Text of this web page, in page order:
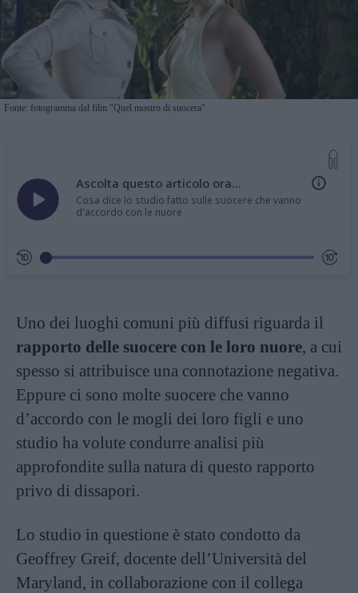
Fonte: fotogramma dal film "Quel mostro di suocera"
Ascolta questo articolo ora...
Cosa dice lo studio fatto sulle suocere che vanno
d'accordo con le nuore
Uno dei luoghi comuni più diffusi riguarda il
rapporto delle suocere con le loro nuore, a cui
spesso si attribuisce una connotazione negativa.
Eppure ci sono molte suocere che vanno
d’accordo con le mogli dei loro figli e uno
studio ha volute condurre analisi più
approfondite sulla natura di questo rapporto
privo di dissapori.
Lo studio in questione è stato condotto da
Geoffrey Greif, docente dell’Università del
Maryland, in collaborazione con il collega